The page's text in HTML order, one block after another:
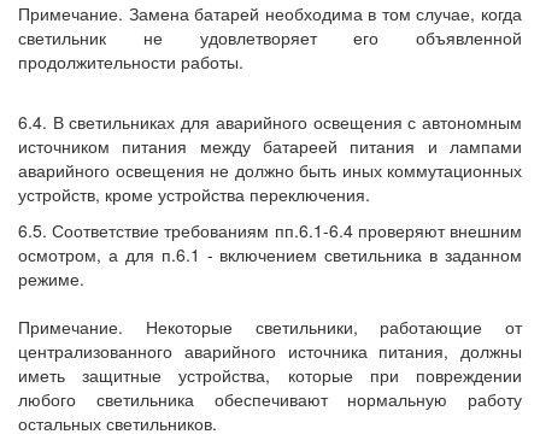
Примечание. Замена батарей необходима в том случае, когда
светильник не удовлетворяет его объявленной
продолжительности работы.
6.4. В светильниках для аварийного освещения с автономным
источником питания между батареей питания и лампами
аварийного освещения не должно быть иных коммутационных
устройств, кроме устройства переключения.
6.5. Соответствие требованиям пп.6.1-6.4 проверяют внешним
осмотром, а для п.6.1 - включением светильника в заданном
режиме.
Примечание. Некоторые светильники, работающие от
централизованного аварийного источника питания, должны
иметь защитные устройства, которые при повреждении
любого светильника обеспечивают нормальную работу
остальных светильников.